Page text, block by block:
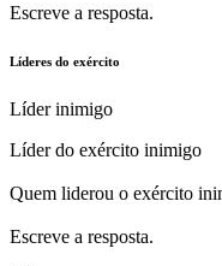
Escreve a resposta.
Líderes do exército
Líder inimigo
Líder do exército inimigo
Quem liderou o exército
Escreve a resposta.